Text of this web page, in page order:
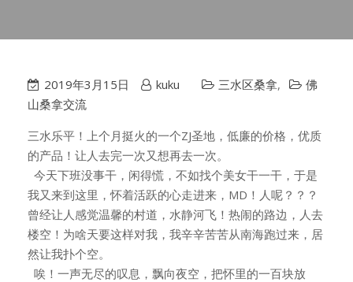
2019年3月15日 kuku 三水区桑拿,
佛
山桑拿交流
三水乐平！上个月挺火的一个ZJ圣地，低廉的价格，优质
的产品！让人去完一次又想再去一次。
今天下班没事干，闲得慌，不如找个美女干一干，于是
我又来到这里，怀着活跃的心走进来，MD！人呢？？？
曾经让人感觉温馨的村道，水静河飞！热闹的路边，人去
楼空！为啥天要这样对我，我辛辛苦苦从南海跑过来，居
然让我扑个空。
唉！一声无尽的叹息，飘向夜空，把怀里的一百块放